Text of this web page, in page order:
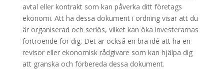
avtal eller kontrakt som kan påverka ditt företags
ekonomi. Att ha dessa dokument i ordning visar att du
är organiserad och seriös, vilket kan öka investerarnas
förtroende för dig. Det är också en bra idé att ha en
revisor eller ekonomisk rådgivare som kan hjälpa dig
att granska och förbereda dessa dokument.